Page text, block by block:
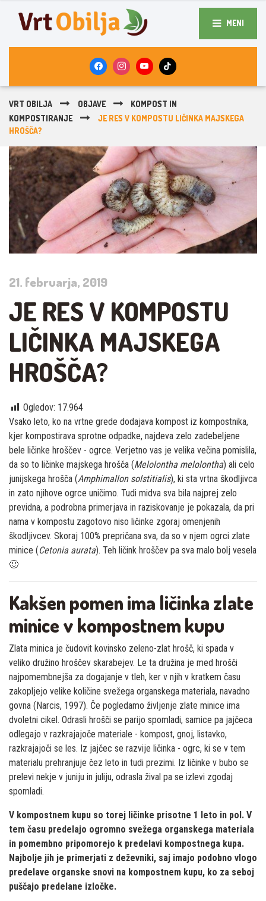
MENI
VRT OBILJA OBJAVE
KOMPOST IN
KOMPOSTIRANJE
JE RES V KOMPOSTU LIČINKA MAJSKEGA
HROŠČA?
21. februarja, 2019
JE RES V KOMPOSTU
LIČINKA MAJSKEGA
HROŠČA?
Ogledov: 17.964
Vsako leto, ko na vrtne grede dodajava kompost iz kompostnika,
kjer kompostirava sprotne odpadke, najdeva zelo zadebeljene
bele ličinke hroščev - ogrce. Verjetno vas je velika večina pomislila,
da so to ličinke majskega hrošča (Melolontha melolontha) ali celo
junijskega hrošča (Amphimallon solstitialis), ki sta vrtna škodljivca
in zato njihove ogrce uničimo. Tudi midva sva bila najprej zelo
previdna, a podrobna primerjava in raziskovanje je pokazala, da pri
nama v kompostu zagotovo niso ličinke zgoraj omenjenih
škodljivcev. Skoraj 100% prepričana sva, da so v njem ogrci zlate
minice (Cetonia aurata). Teh ličink hroščev pa sva malo bolj vesela
🙂
Kakšen pomen ima ličinka zlate
minice v kompostnem kupu
Zlata minica je čudovit kovinsko zeleno-zlat hrošč, ki spada v
veliko družino hroščev skarabejev. Le ta družina je med hrošči
najpomembnejša za dogajanje v tleh, ker v njih v kratkem času
zakopljejo velike količine svežega organskega materiala, navadno
govna (Narcis, 1997). Če pogledamo življenje zlate minice ima
dvoletni cikel. Odrasli hrošči se parijo spomladi, samice pa jajčeca
odlegajo v razkrajajoče materiale - kompost, gnoj, listavko,
razkrajajoči se les. Iz jajčec se razvije ličinka - ogrc, ki se v tem
materialu prehranjuje čez leto in tudi prezimi. Iz ličinke v bubo se
prelevi nekje v juniju in juliju, odrasla žival pa se izlevi zgodaj
spomladi.
V kompostnem kupu so torej ličinke prisotne 1 leto in pol. V
tem času predelajo ogromno svežega organskega materiala
in pomembno pripomorejo k predelavi kompostnega kupa.
Najbolje jih je primerjati z deževniki, saj imajo podobno vlogo
predelave organske snovi na kompostnem kupu, ko za seboj
puščajo predelane izločke.